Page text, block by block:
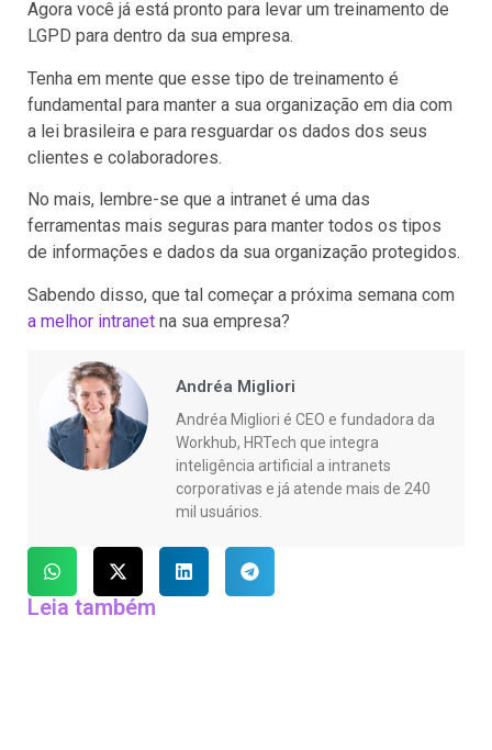
Agora você já está pronto para levar um treinamento de
LGPD para dentro da sua empresa.
Tenha em mente que esse tipo de treinamento é
fundamental para manter a sua organização em dia com
a lei brasileira e para resguardar os dados dos seus
clientes e colaboradores.
No mais, lembre-se que a intranet é uma das
ferramentas mais seguras para manter todos os tipos
de informações e dados da sua organização protegidos.
Sabendo disso, que tal começar a próxima semana com
a melhor intranet na sua empresa?
Andréa Migliori
Andréa Migliori é CEO e fundadora da
Workhub, HRTech que integra
inteligência artificial a intranets
corporativas e já atende mais de 240
mil usuários.
Leia também